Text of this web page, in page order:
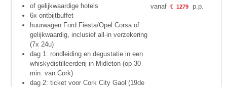
of gelijkwaardige hotels
6x ontbijtbuffet
huurwagen Ford Fiesta/Opel Corsa of
gelijkwaardig, inclusief all-in verzekering
(7x 24u)
dag 1: rondleiding en degustatie in een
whiskydistilleerderij in Midleton (op 30
min. van Cork)
dag 2: ticket voor Cork City Gaol (19de
vanaf € 1279p.p.